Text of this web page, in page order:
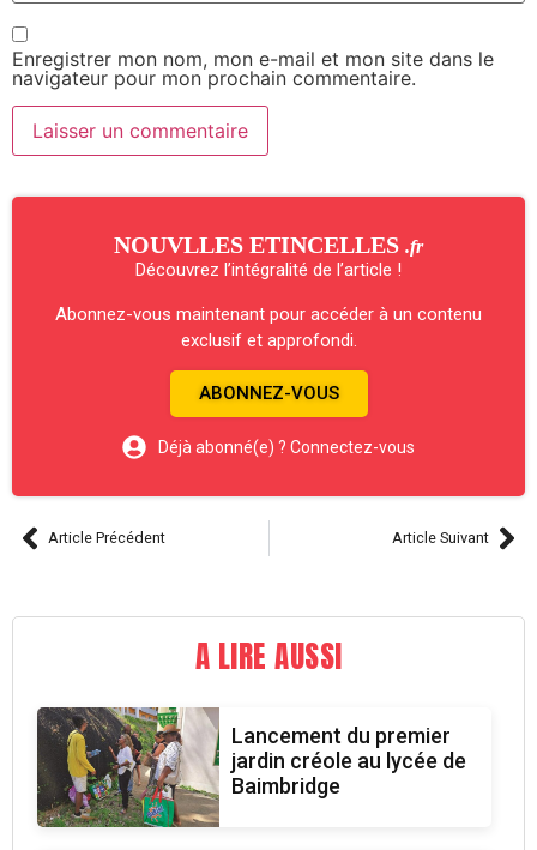
Enregistrer mon nom, mon e-mail et mon site dans le
navigateur pour mon prochain commentaire.
NOUVLLES ETINCELLES .fr
Découvrez l’intégralité de l’article !
Abonnez-vous maintenant pour accéder à un contenu
exclusif et approfondi.
ABONNEZ-VOUS
Déjà abonné(e) ? Connectez-vous
Article Précédent Article Suivant
A LIRE AUSSI
Lancement du premier
jardin créole au lycée de
Baimbridge